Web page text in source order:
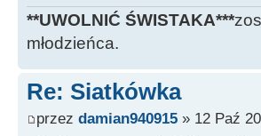
**UWOLNIĆ ŚWISTAKA***
młodzieńca.
Re: Siatkówka
przez damian940915 » 12 Paź